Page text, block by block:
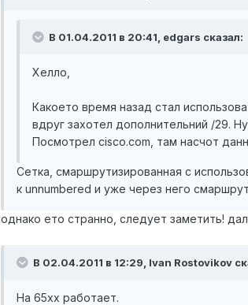
В 01.04.2011 в 20:41, edgars сказал:
Хелло,
Какоето время назад стал
вдруг захотел дополнительний /29.
Посмотрел cisco.com, там насчот
Сетка, смаршрутизированная с
к unnumbered и уже через него
однако ето странно, следует заметить!
В 02.04.2011 в 12:29, Ivan Rostovikov
На 65xx работает.